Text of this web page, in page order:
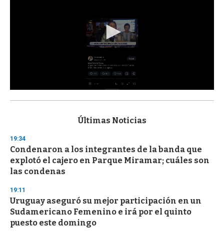
s
d
s
o
f
3
s
e
c
o
n
d
Últimas Noticias
19:34
Condenaron a los integrantes de la banda que
explotó el cajero en Parque Miramar; cuáles son
las condenas
19:11
Uruguay aseguró su mejor participación en un
Sudamericano Femenino e irá por el quinto
puesto este domingo